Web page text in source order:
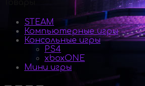
STEAM
Компьютерные игры
Консольные игры
PS4
xboxONE
Мини игры